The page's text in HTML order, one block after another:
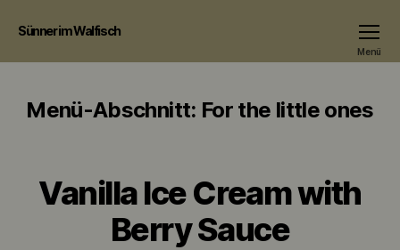
Sünner im Walfisch
Menü
Menü-Abschnitt: For the little ones
Vanilla Ice Cream with
Berry Sauce